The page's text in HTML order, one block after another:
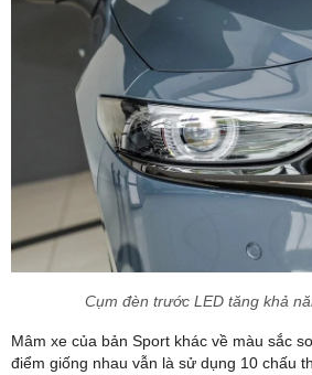
Cụm đèn trước LED tăng khả
Mâm xe của bản Sport khác về màu sắc
điểm giống nhau vẫn là sử dụng 10 chấu